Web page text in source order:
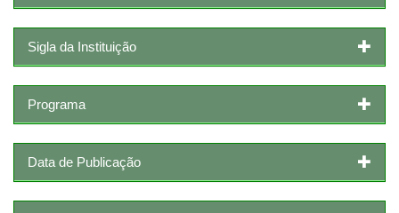
Sigla da Instituição
Programa
Data de Publicação